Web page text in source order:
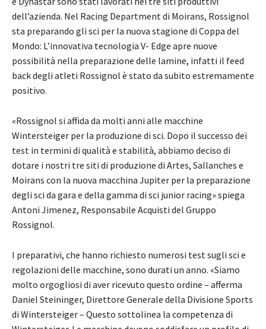
dell’azienda. Nel Racing Department di Moirans, Rossignol
sta preparando gli sci per la nuova stagione di Coppa del
Mondo: L’innovativa tecnologia V- Edge apre nuove
possibilità nella preparazione delle lamine, infatti il feed
back degli atleti Rossignol è stato da subito estremamente
positivo.
«Rossignol si affida da molti anni alle macchine
Wintersteiger per la produzione di sci. Dopo il successo dei
test in termini di qualità e stabilità, abbiamo deciso di
dotare i nostri tre siti di produzione di Artes, Sallanches e
Moirans con la nuova macchina Jupiter per la preparazione
degli sci da gara e della gamma di sci junior racing» spiega
Antoni Jimenez, Responsabile Acquisti del Gruppo
Rossignol.
I preparativi, che hanno richiesto numerosi test sugli sci e
regolazioni delle macchine, sono durati un anno. «Siamo
molto orgogliosi di aver ricevuto questo ordine – afferma
Daniel Steininger, Direttore Generale della Divisione Sports
di Wintersteiger – Questo sottolinea la competenza di